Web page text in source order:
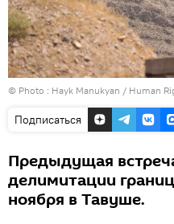
© Photo : Hayk Manukyan / Human
Подписаться
Предыдущая
делимитации
ноября в Тавуше.